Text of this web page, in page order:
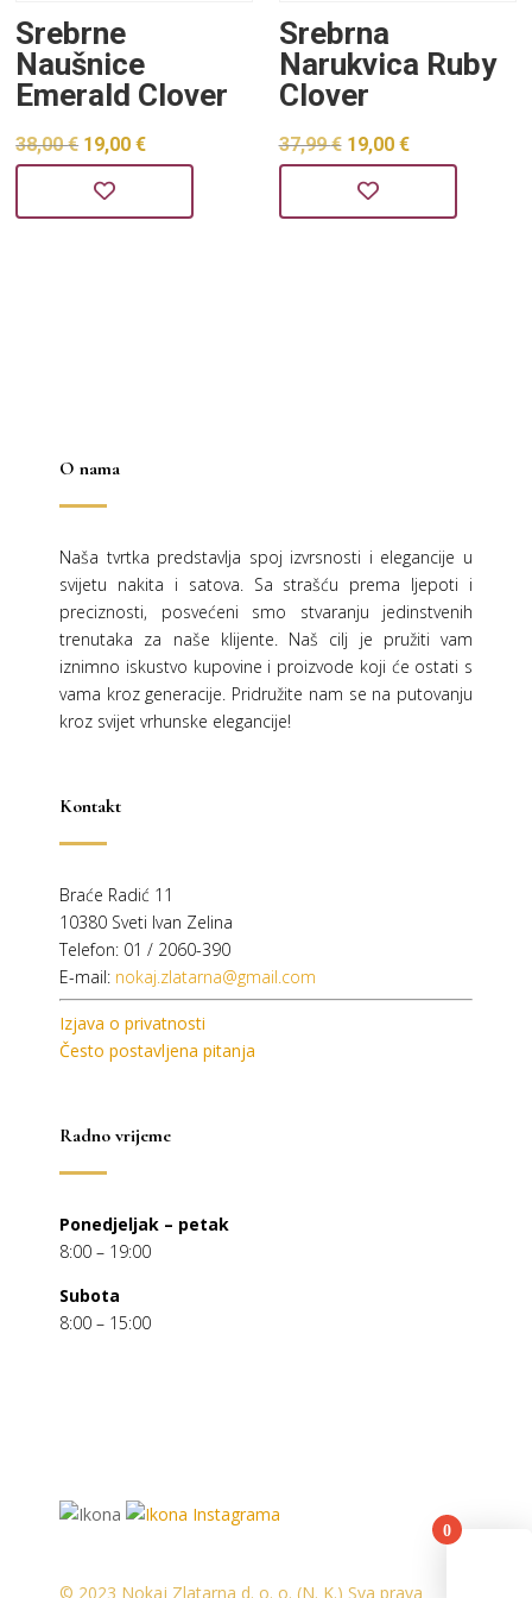
Srebrne
Naušnice
Emerald Clover
38,00€ Izvorna
cijena
bila
19,00€
je:
Srebrna
Narukvica Ruby
Clover
37,99€ Izvorna
cijena
bila
19,00 €
je:
O nama
Naša tvrtka predstavlja spoj izvrsnosti i elegancije u
svijetu nakita i satova. Sa strašću prema ljepoti i
preciznosti, posvećeni smo stvaranju jedinstvenih
trenutaka za naše klijente. Naš cilj je pružiti vam
iznimno iskustvo kupovine i proizvode koji će ostati s
vama kroz generacije. Pridružite nam se na putovanju
kroz svijet vrhunske elegancije!
Kontakt
Braće Radić 11
10380 Sveti Ivan Zelina
Telefon: 01 / 2060-390
E-mail: nokaj.zlatarna@gmail.com
Izjava o privatnosti
Često postavljena pitanja
Radno vrijeme
Ponedjeljak – petak
8:00 – 19:00
Subota
8:00 – 15:00
© 2023 Nokaj Zlatarna d. o. o. (N. K.) Sva prava
0